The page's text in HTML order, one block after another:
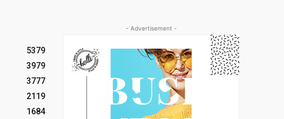
5379
3979
3777
2119
1684
- Advertisement -